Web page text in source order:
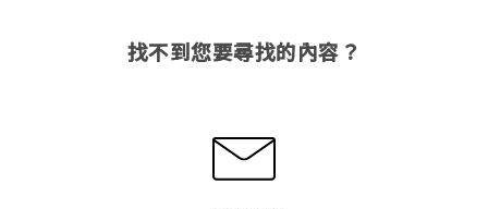
找不到您要尋找的內容？